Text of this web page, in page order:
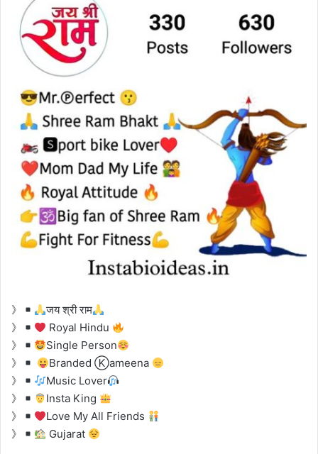
》
जय श्री राम
》
Royal Hindu
》
Single Person
》
Branded Ⓚameena
》
Music Lover
》
Insta King
》
Love My All Friends
》
Gujarat